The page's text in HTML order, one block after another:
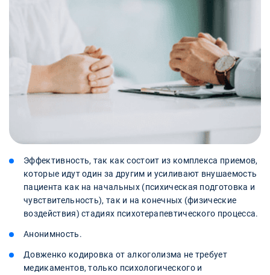
Эффективность, так как состоит из комплекса приемов,
которые идут один за другим и усиливают внушаемость
пациента как на начальных (психическая подготовка и
чувствительность), так и на конечных (физические
воздействия) стадиях психотерапевтического процесса.
Анонимность.
Довженко кодировка от алкоголизма не требует
медикаментов, только психологического и